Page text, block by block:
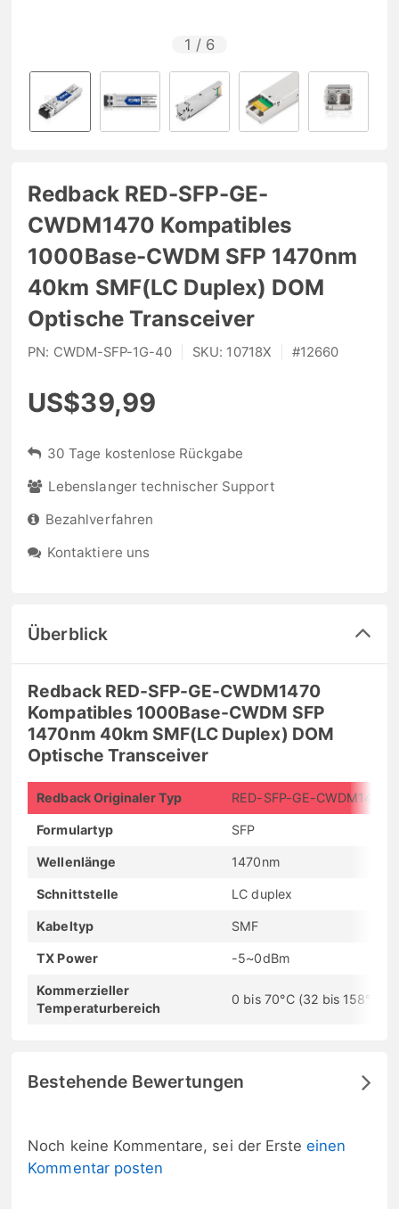
1 / 6
Redback RED-SFP-GE-
CWDM1470 Kompatibles
1000Base-CWDM SFP 1470nm
40km SMF(LC Duplex) DOM
Optische Transceiver
PN: CWDM-SFP-1G-40 SKU: 10718X #12660
US$39,99
30 Tage kostenlose Rückgabe
Lebenslanger technischer Support
Bezahlverfahren
Kontaktiere uns
Überblick
Redback RED-SFP-GE-CWDM1470
Kompatibles 1000Base-CWDM SFP
1470nm 40km SMF(LC Duplex) DOM
Optische Transceiver
Redback Originaler Typ RED-SFP-GE-CWDM1470
Formulartyp SFP
Wellenlänge 1470nm
Schnittstelle LC duplex
Kabeltyp SMF
TX Power -5~0dBm
Kommerzieller
Temperaturbereich
0 bis 70°C (32 bis 158°F)
Bestehende Bewertungen
Noch keine Kommentare, sei der Ersteeinen
Kommentar posten